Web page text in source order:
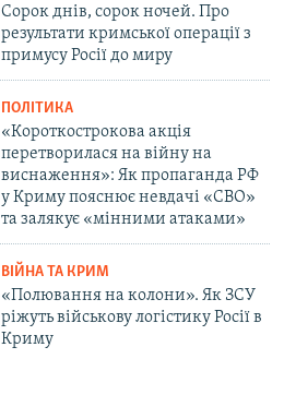
Сорок днів, сорок ночей. Про
результати кримської операції з
примусу Росії до миру
ПОЛІТИКА
«Короткострокова акція
перетворилася на війну на
виснаження»: Як пропаганда РФ
у Криму пояснює невдачі «СВО»
та залякує «мінними атаками»
ВІЙНА ТА КРИМ
«Полювання на колони». Як ЗСУ
ріжуть військову логістику Росії в
Криму